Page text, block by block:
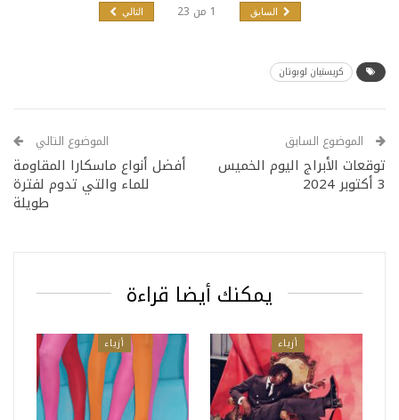
السابق 1 من 23 التالي
كريستيان لوبوتان
الموضوع السابق
توقعات الأبراج اليوم الخميس
3 أكتوبر 2024
الموضوع التالي
أفضل أنواع ماسكارا المقاومة
للماء والتي تدوم لفترة
طويلة
يمكنك أيضا قراءة
أزياء أزياء